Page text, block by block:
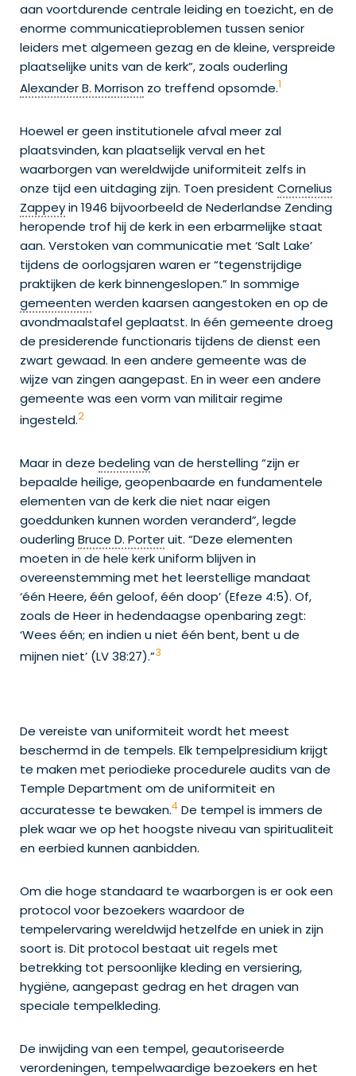
aan voortdurende centrale leiding en toezicht, en de
enorme communicatieproblemen tussen senior
leiders met algemeen gezag en de kleine, verspreide
plaatselijke units van de kerk”, zoals ouderling
Alexander B. Morrison zo treffend opsomde.1
Hoewel er geen institutionele afval meer zal
plaatsvinden, kan plaatselijk verval en het
waarborgen van wereldwijde uniformiteit zelfs in
onze tijd een uitdaging zijn. Toen president Cornelius
Zappeyin 1946 bijvoorbeeld de Nederlandse Zending
heropende trof hij de kerk in een erbarmelijke staat
aan. Verstoken van communicatie met ‘Salt Lake’
tijdens de oorlogsjaren waren er “tegenstrijdige
praktijken de kerk binnengeslopen.” In sommige
gemeentenwerden kaarsen aangestoken en op de
avondmaalstafel geplaatst. In één gemeente droeg
de presiderende functionaris tijdens de dienst een
zwart gewaad. In een andere gemeente was de
wijze van zingen aangepast. En in weer een andere
gemeente was een vorm van militair regime
ingesteld.2
Maar in deze bedelingvan de herstelling “zijn er
bepaalde heilige, geopenbaarde en fundamentele
elementen van de kerk die niet naar eigen
goeddunken kunnen worden veranderd”, legde
ouderlingBruce D. Porteruit. “Deze elementen
moeten in de hele kerk uniform blijven in
overeenstemming met het leerstellige mandaat
‘één Heere, één geloof, één doop’ (Efeze 4:5). Of,
zoals de Heer in hedendaagse openbaring zegt:
‘Wees één; en indien u niet één bent, bent u de
mijnen niet’ (LV 38:27).”3
De vereiste van uniformiteit wordt het meest
beschermd in de tempels. Elk tempelpresidium krijgt
te maken met periodieke procedurele audits van de
Temple Department om de uniformiteit en
accuratesse te bewaken.4 De tempel is immers de
plek waar we op het hoogste niveau van spiritualiteit
en eerbied kunnen aanbidden.
Om die hoge standaard te waarborgen is er ook een
protocol voor bezoekers waardoor de
tempelervaring wereldwijd hetzelfde en uniek in zijn
soort is. Dit protocol bestaat uit regels met
betrekking tot persoonlijke kleding en versiering,
hygiëne, aangepast gedrag en het dragen van
speciale tempelkleding.
De inwijding van een tempel, geautoriseerde
verordeningen, tempelwaardige bezoekers en het